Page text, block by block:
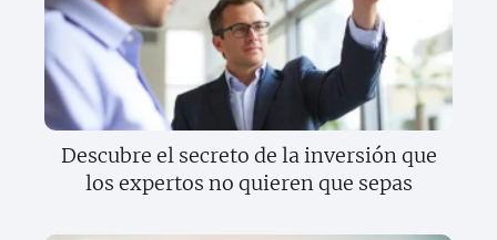
Descubre el secreto de la inversión que
los expertos no quieren que sepas